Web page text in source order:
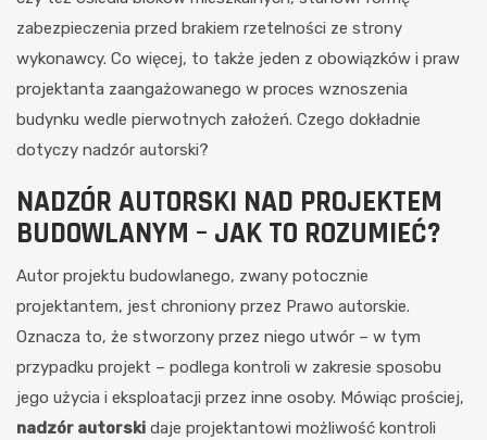
zabezpieczenia przed brakiem rzetelności ze strony
wykonawcy. Co więcej, to także jeden z obowiązków i praw
projektanta zaangażowanego w proces wznoszenia
budynku wedle pierwotnych założeń. Czego dokładnie
dotyczy nadzór autorski?
NADZÓR AUTORSKI NAD PROJEKTEM
BUDOWLANYM – JAK TO ROZUMIEĆ?
Autor projektu budowlanego, zwany potocznie
projektantem, jest chroniony przez Prawo autorskie.
Oznacza to, że stworzony przez niego utwór – w tym
przypadku projekt – podlega kontroli w zakresie sposobu
jego użycia i eksploatacji przez inne osoby. Mówiąc prościej,
nadzór autorski daje projektantowi możliwość kontroli